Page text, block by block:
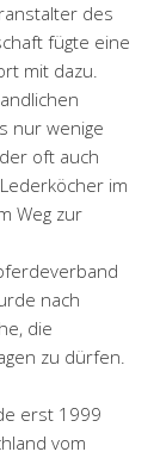
des
fügte eine
mit dazu.
nur wenige
oft auch
im
Weg zur
nach
die
zu dürfen.
erst 1999
vom